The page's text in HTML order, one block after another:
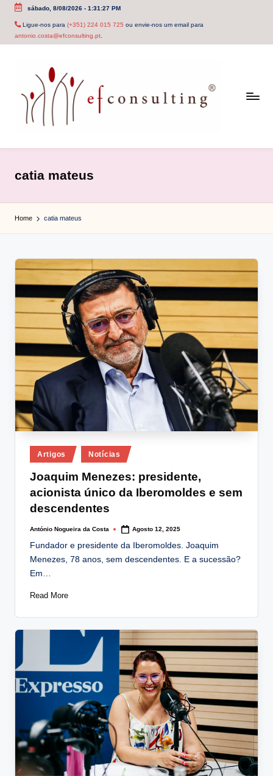
Skip
sábado, 8/08/2026- 1:31:28 PM
Ligue-nos para (+351) 224 015 725 ou envie-nos um email para
antonio.costa@efconsulting.pt.
c
o
n
u
lt
i
n
g
.
p
t
catia mateus
Home catia mateus
Posted
in
Artigos Notícias
Joaquim Menezes: presidente,
acionista único da Iberomoldes e sem
descendentes
Posted
António Nogueira da Costa Agosto 12, 2025
Fundador e presidente da Iberomoldes. Joaquim
Menezes, 78 anos, sem descendentes. E a sucessão?
Em…
Read More